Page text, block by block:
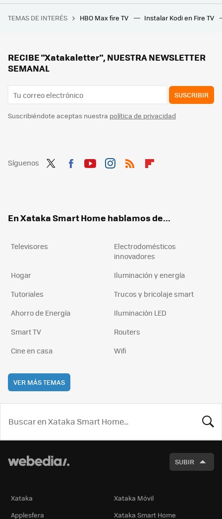
'Mickey 17' es la nueva película de ciencia ficción distópica que lidera la taquilla. El problema es que no lo suficiente
TEMAS DE INTERÉS HBO Max fire TV Instalar Kodi en Fire TV
RECIBE "Xatakaletter", NUESTRA NEWSLETTER
SEMANAL
SUSCRIBIR
Suscribiéndote aceptas nuestra política de privacidad
Síguenos
En Xataka Smart Home hablamos de...
Televisores
Electrodomésticos
innovadores
Hogar
Iluminación y energía
Tutoriales
Trucos y bricolaje smart
Ahorro de Energía
Iluminación LED
Smart TV
Routers
Cine en casa
Wifi
VER MÁS TEMAS
SUBIR
Xataka
Xataka Móvil
Applesfera
Xataka Smart Home